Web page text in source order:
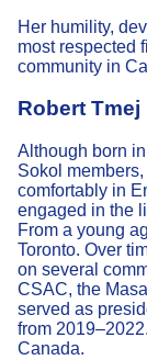
Her humility,
most respected
community in
Robert Tmej
Although born
Sokol
comfortably in
engaged in the
From a young
Toronto. Over
on several
CSAC, the
served as
from
Canada.